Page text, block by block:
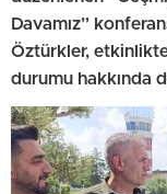
Davamız”
Öztürkler, etkinlikte
durumu hakkında